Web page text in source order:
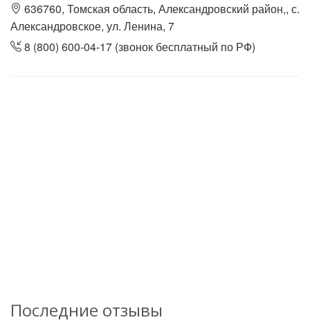
636760, Томская область, Александровский район,, с.
Александровское, ул. Ленина, 7
8 (800) 600-04-17 (звонок бесплатный по РФ)
Последние отзывы